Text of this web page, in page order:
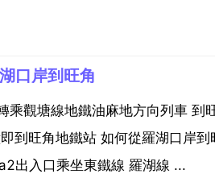
口岸到旺角
乘觀塘線地鐵油麻地方向列車 到
到旺角地鐵站 如何從羅湖口岸
出入口乘坐東鐵線 羅湖線 ...